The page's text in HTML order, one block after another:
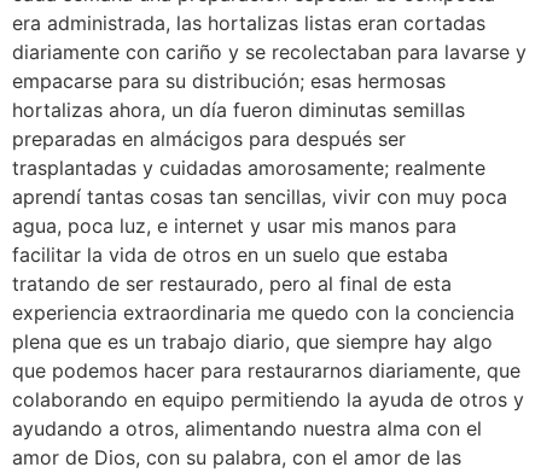
era administrada, las hortalizas listas eran cortadas
diariamente con cariño y se recolectaban para lavarse y
empacarse para su distribución; esas hermosas
hortalizas ahora, un día fueron diminutas semillas
preparadas en almácigos para después ser
trasplantadas y cuidadas amorosamente; realmente
aprendí tantas cosas tan sencillas, vivir con muy poca
agua, poca luz, e internet y usar mis manos para
facilitar la vida de otros en un suelo que estaba
tratando de ser restaurado, pero al final de esta
experiencia extraordinaria me quedo con la conciencia
plena que es un trabajo diario, que siempre hay algo
que podemos hacer para restaurarnos diariamente, que
colaborando en equipo permitiendo la ayuda de otros y
ayudando a otros, alimentando nuestra alma con el
amor de Dios, con su palabra, con el amor de las